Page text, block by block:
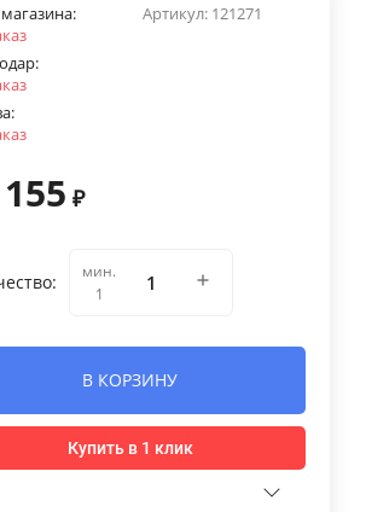
Артикул: 121271
₽
мин.
1
В КОРЗИНУ
Купить в 1 клик